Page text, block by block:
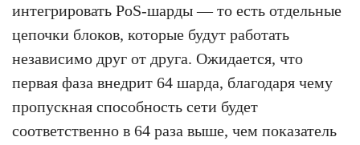
интегрировать PoS-шарды — то есть отдельные
цепочки блоков, которые будут работать
независимо друг от друга. Ожидается, что
первая фаза внедрит 64 шарда, благодаря чему
пропускная способность сети будет
соответственно в 64 раза выше, чем показатель